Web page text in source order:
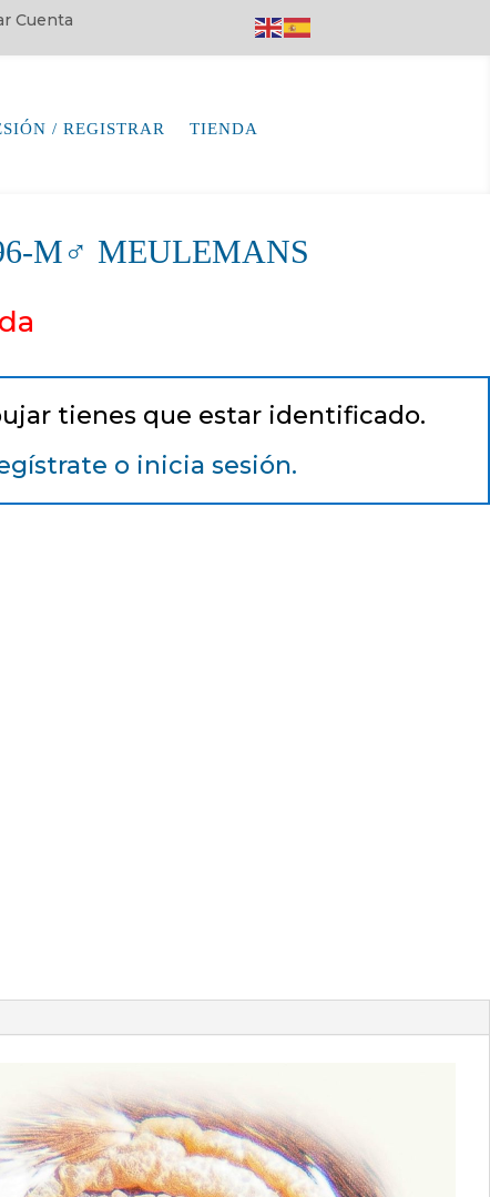
Cuenta
/ REGISTRAR TIENDA
M♂ MEULEMANS
tienes que estar identificado.
o inicia sesión.